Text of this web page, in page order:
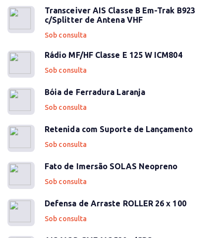
Transceiver AIS Classe B Em-Trak B923
c/Splitter de Antena VHF
Sob consulta
Rádio MF/HF Classe E 125 W ICM804
Sob consulta
Bóia de Ferradura Laranja
Sob consulta
Retenida com Suporte de Lançamento
Sob consulta
Fato de Imersão SOLAS Neopreno
Sob consulta
Defensa de Arraste ROLLER 26 x 100
Sob consulta